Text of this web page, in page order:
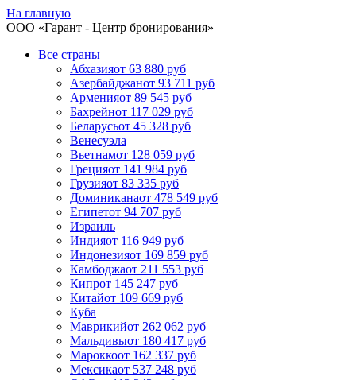
На главную
ООО «Гарант - Центр бронирования»
Все страны
Абхазияот 63 880 руб
Азербайджанот 93 711 руб
Арменияот 89 545 руб
Бахрейнот 117 029 руб
Беларусьот 45 328 руб
Венесуэла
Вьетнамот 128 059 руб
Грецияот 141 984 руб
Грузияот 83 335 руб
Доминиканаот 478 549 руб
Египетот 94 707 руб
Израиль
Индияот 116 949 руб
Индонезияот 169 859 руб
Камбоджаот 211 553 руб
Кипрот 145 247 руб
Китайот 109 669 руб
Куба
Маврикийот 262 062 руб
Мальдивыот 180 417 руб
Мароккоот 162 337 руб
Мексикаот 537 248 руб